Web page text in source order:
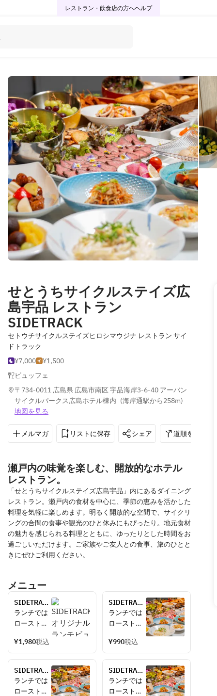
レストラン・飲食店の方へヘルプ
せとうちサイクルステイズ広
島宇品 レストラン
SIDETRACK
セトウチサイクルステイズヒロシマウジナ レストラン サイ
ドトラック
¥7,000
¥1,500
ビュッフェ
〒734-0011 広島県 広島市南区 宇品海岸3-6-40 アーバン
サイクルパークス広島ホテル棟内 (海岸通駅から258m)
地図を見る
メルマガ リストに保存 シェア 道順を表示
瀬戸内の味覚を楽しむ、開放的なホテル
レストラン。
「せとうちサイクルステイズ広島宇品」内にあるダイニング
レストラン。瀬戸内の食材を中心に、季節の恵みを活かした
料理を気軽に楽しめます。明るく開放的な空間で、サイクリ
ングの合間の食事や観光のひと休みにもぴったり。地元食材
の魅力を感じられる料理とともに、ゆったりとした時間をお
過ごしいただけます。ご家族やご友人との食事、旅のひとと
きにぜひご利用ください。
メニュー
SIDETRACK
オリジナル
ランチビュ
ランチでは
ローストビ
タや焼き立
てパン、広
島県産のお
米、デザー
ト、ポッピ
¥1,980税込
SIDETRACK
オリジナル
ランチビュ
生)
ランチでは
ローストビ
タや焼き立
てパン、広
島県産のお
米、デザー
ト、ポッピ
¥990税込
SIDETRACK
オリジナル
ランチビュ
ランチでは
ローストビ
SIDETRACK
オリジナル
ランチビュ
ランチでは
ローストビ